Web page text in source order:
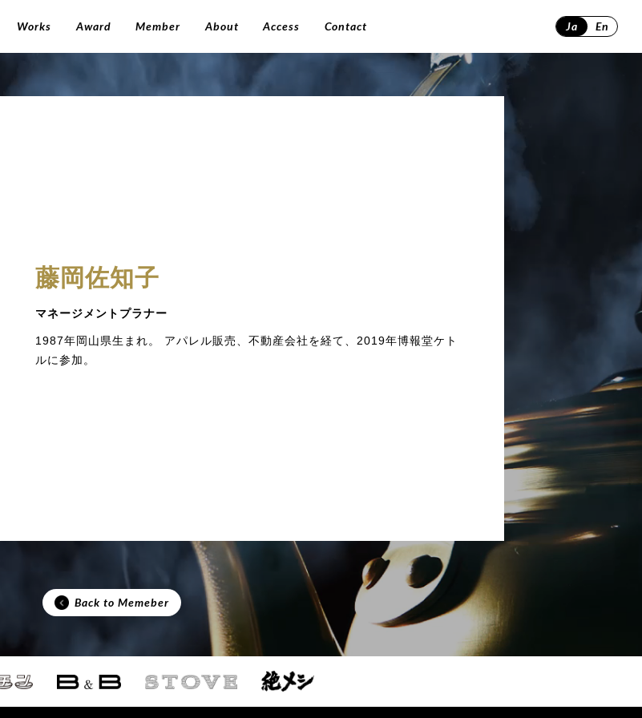
Works Award Member About Access Contact Ja En
藤岡佐知子
マネージメントプラナー
1987年岡山県生まれ。 アパレル販売、不動産会社を経て、2019年博報堂ケト
ルに参加。
Back to Memeber